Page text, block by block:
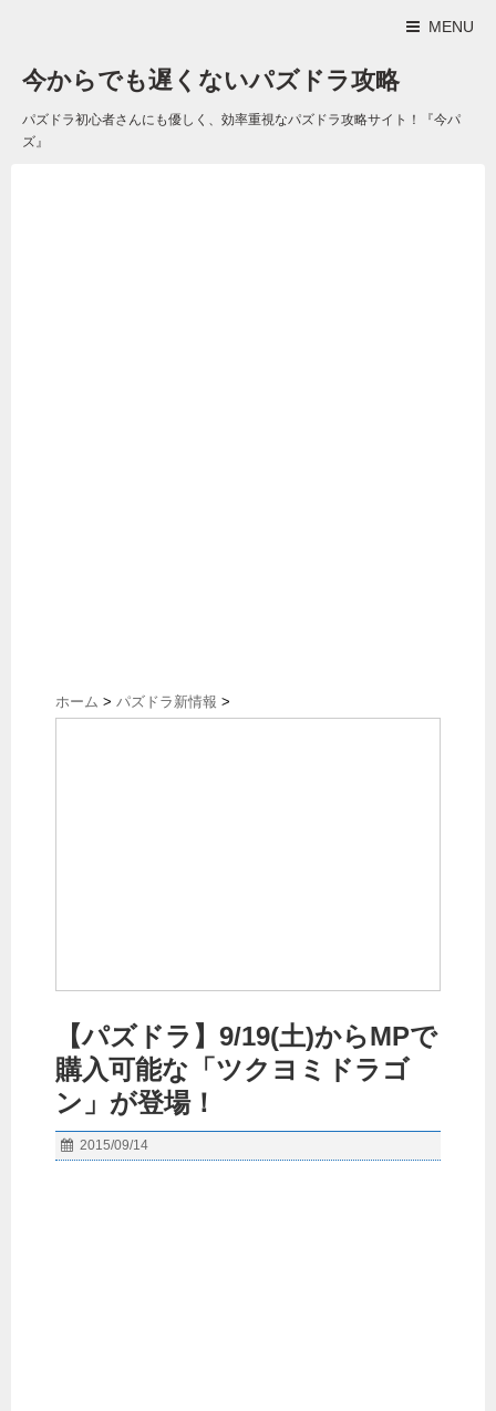
MENU
今からでも遅くないパズドラ攻略
パズドラ初心者さんにも優しく、効率重視なパズドラ攻略サイト！『今パ
ズ』
ホーム > パズドラ新情報 >
【パズドラ】9/19(土)からMPで
購入可能な「ツクヨミドラゴ
ン」が登場！
2015/09/14